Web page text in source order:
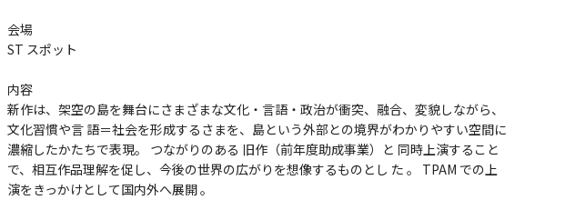
会場
ST スポット
内容
新作は、架空の島を舞台にさまざまな文化・言語・政治が衝突、融合、変貌しながら、
文化習慣や言 語＝社会を形成するさまを、島という外部との境界がわかりやすい空間に
濃縮したかたちで表現。 つながりのある 旧作（前年度助成事業）と 同時上演すること
で、相互作品理解を促し、今後の世界の広がりを想像するものとし た 。 TPAM での上
演をきっかけとして国内外へ展開 。